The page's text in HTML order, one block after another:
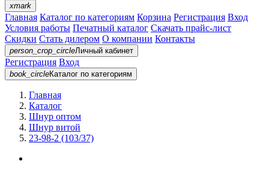
xmark
Главная Каталог по категориям Корзина Регистрация Вход
Условия работы Печатный каталог Скачать прайс-лист
Скидки Стать дилером О компании Контакты
person_crop_circleЛичный кабинет
Регистрация Вход
book_circleКаталог по категориям
Главная
Каталог
Шнур оптом
Шнур витой
23-98-2 (103/37)